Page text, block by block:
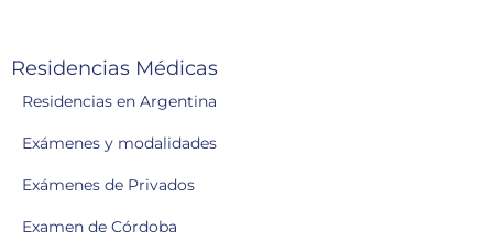
Residencias Médicas
Residencias en Argentina
Exámenes y modalidades
Exámenes de Privados
Examen de Córdoba